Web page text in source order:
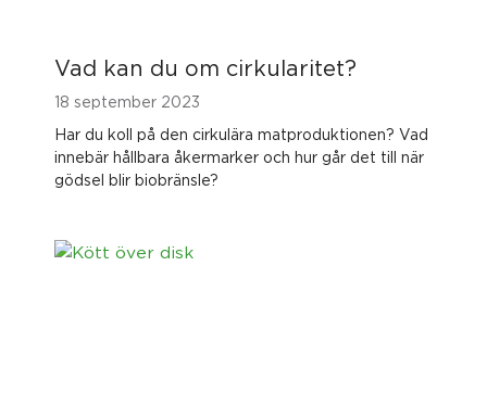
Vad kan du om cirkularitet?
18 september 2023
Har du koll på den cirkulära matproduktionen? Vad
innebär hållbara åkermarker och hur går det till när
gödsel blir biobränsle?